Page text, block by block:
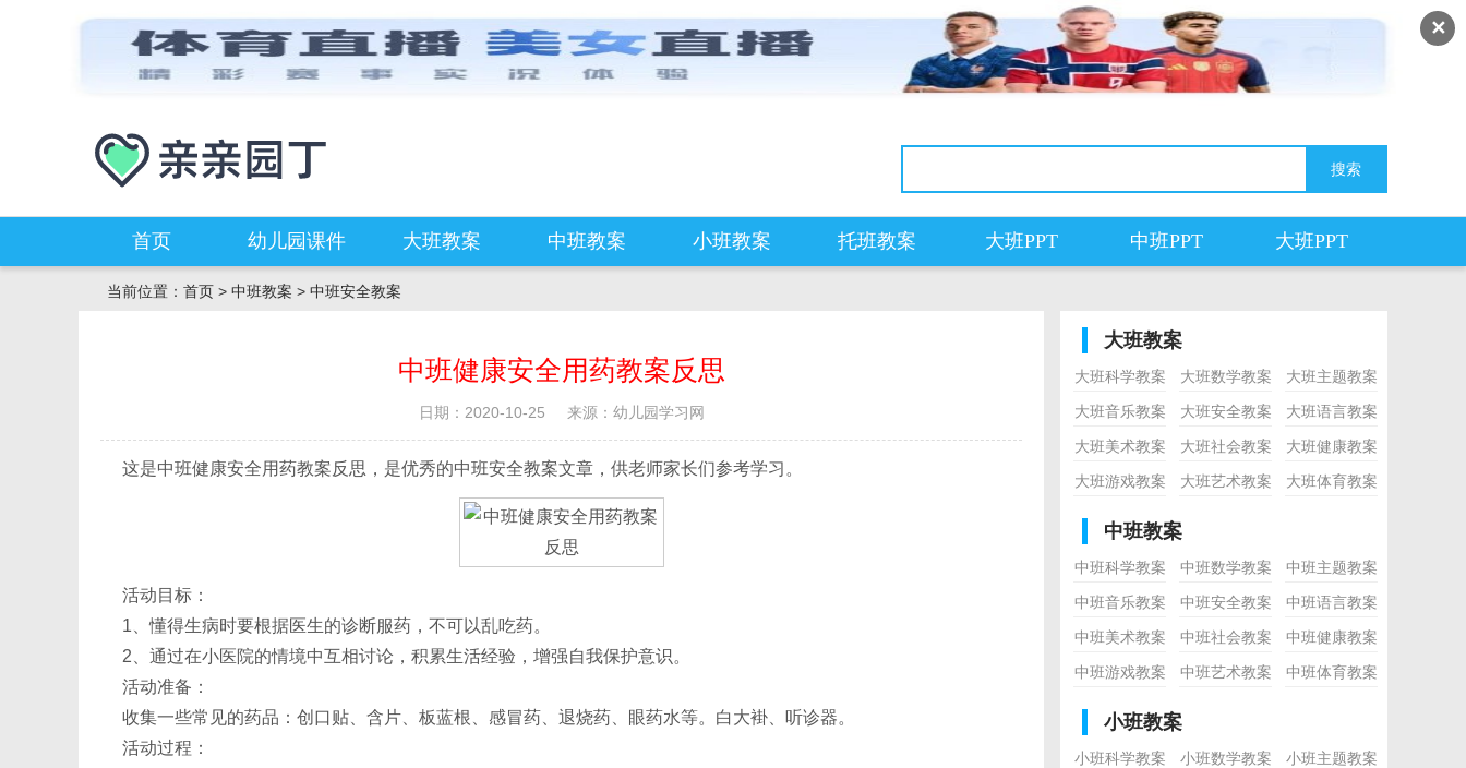
✕
首页 幼儿园课件 大班教案 中班教案 小班教案 托班教案 大班PPT 中班PPT 大班PPT
当前位置： 首页 > 中班教案 > 中班安全教案
中班健康安全用药教案反思
日期：2020-10-25 来源：幼儿园学习网
这是中班健康安全用药教案反思，是优秀的中班安全教案文章，供老师家长们参考学习。
活动目标：
1、懂得生病时要根据医生的诊断服药，不可以乱吃药。
2、通过在小医院的情境中互相讨论，积累生活经验，增强自我保护意识。
活动准备：
收集一些常见的药品：创口贴、含片、板蓝根、感冒药、退烧药、眼药水等。白大褂、听诊器。
活动过程：
大班教案
大班科学教案 大班数学教案
大班主题教案
大班音乐教案
大班安全教案
大班语言教案
大班美术教案
大班社会教案
大班健康教案
大班游戏教案
大班艺术教案 大班体育教案
中班教案
中班科学教案 中班数学教案
中班主题教案
中班音乐教案
中班安全教案
中班语言教案
中班美术教案
中班社会教案
中班健康教案
中班游戏教案
中班艺术教案 中班体育教案
小班教案
小班科学教案 小班数学教案
小班主题教案